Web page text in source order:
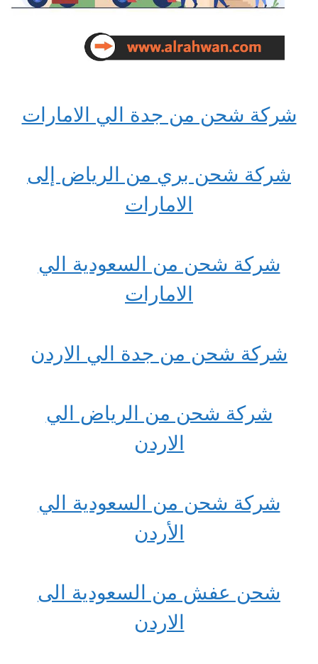
شركة شحن من جدة الي الامارات
شركة شحن بري من الرياض إلى
الامارات
شركة شحن من السعودية الي
الامارات
شركة شحن من جدة الي الاردن
شركة شحن من الرياض الي
الاردن
شركة شحن من السعودية الي
الأردن
شحن عفش من السعودية الى
الاردن